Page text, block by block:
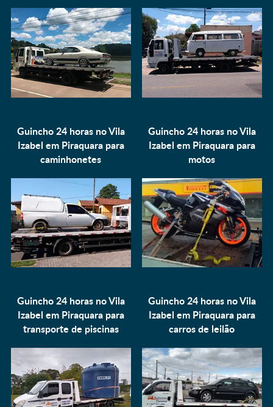
Guincho 24 horas no Vila
Izabel em Piraquara para
caminhonetes
Guincho 24 horas no Vila
Izabel em Piraquara para
motos
Guincho 24 horas no Vila
Izabel em Piraquara para
transporte de piscinas
Guincho 24 horas no Vila
Izabel em Piraquara para
carros de leilão